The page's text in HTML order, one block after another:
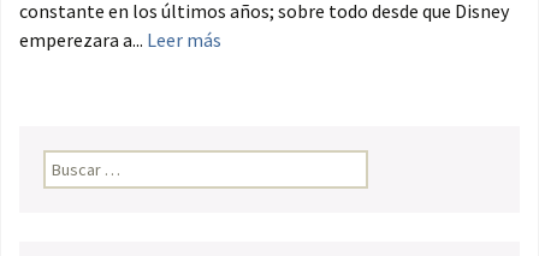
constante en los últimos años; sobre todo desde que Disney
emperezara a... Leer más
Buscar: